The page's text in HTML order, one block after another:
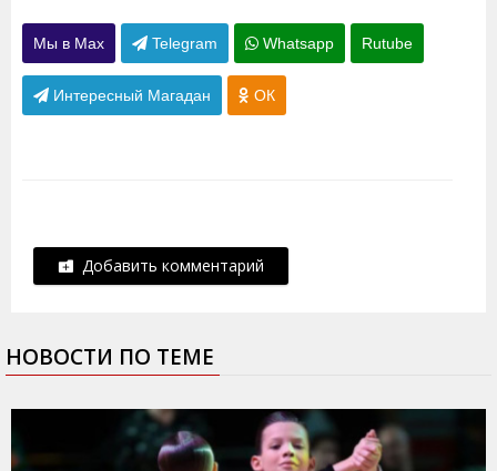
Мы в Max Telegram Whatsapp Rutube
Интересный Магадан ОК
Добавить комментарий
НОВОСТИ ПО ТЕМЕ